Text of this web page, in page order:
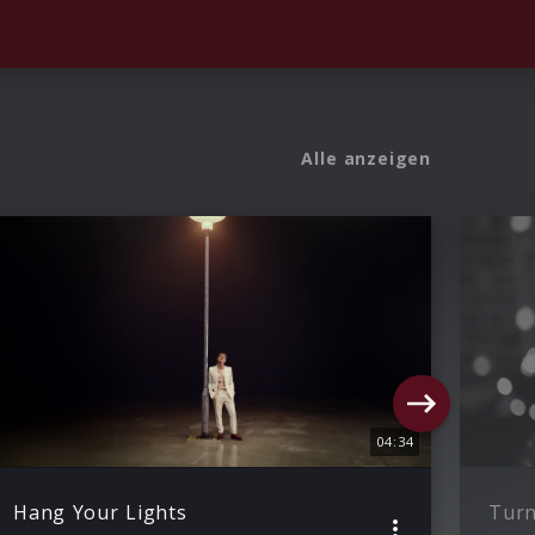
Alle anzeigen
04:34
Hang Your Lights